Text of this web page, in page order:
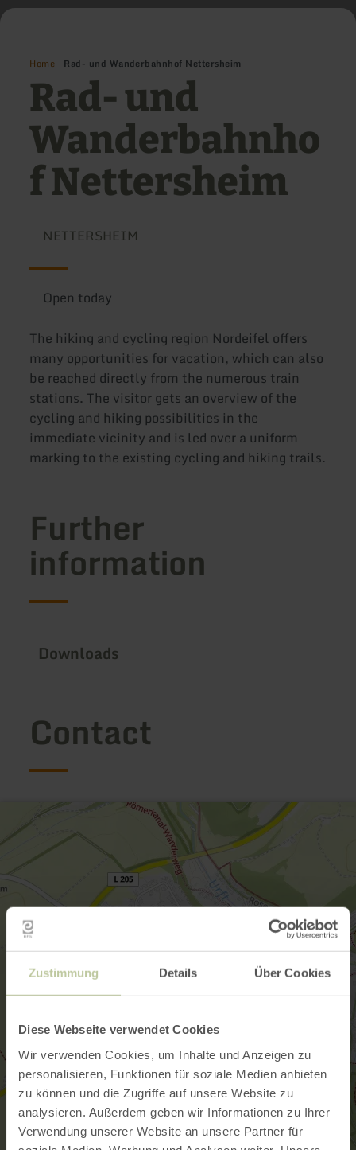
Zustimmung Details Über Cookies
Diese Webseite verwendet Cookies
Wir verwenden Cookies, um Inhalte und Anzeigen zu
personalisieren, Funktionen für soziale Medien anbieten
zu können und die Zugriffe auf unsere Website zu
analysieren. Außerdem geben wir Informationen zu Ihrer
Verwendung unserer Website an unsere Partner für
Home Rad- und Wanderbahnhof Nettersheim
Rad- und
Wanderbahnho
f Nettersheim
NETTERSHEIM
Open today
The hiking and cycling region Nordeifel offers
many opportunities for vacation, which can also
be reached directly from the numerous train
stations. The visitor gets an overview of the
cycling and hiking possibilities in the
immediate vicinity and is led over a uniform
marking to the existing cycling and hiking trails.
Further
information
Downloads
Contact